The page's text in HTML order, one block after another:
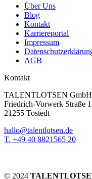
Über Uns
Blog
Kontakt
Karriereportal
Impressum
AGB
Kontakt
TALENTLOTSEN GmbH
Friedrich-Vorwerk Straße
21255 Tostedt
hallo@talentlotsen.de
T. +49 40 8821565 20
© 2024